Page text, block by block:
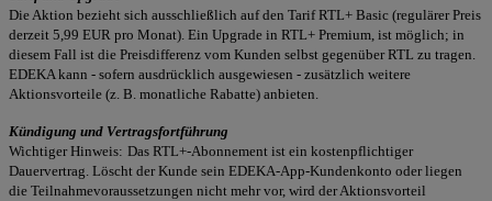
Die Aktion bezieht sich ausschließlich auf den Tarif RTL+ Basic (regulärer Preis
derzeit 5,99 EUR pro Monat). Ein Upgrade in RTL+ Premium, ist möglich; in
diesem Fall ist die Preisdifferenz vom Kunden selbst gegenüber RTL zu tragen.
EDEKA kann - sofern ausdrücklich ausgewiesen - zusätzlich weitere
Aktionsvorteile (z. B. monatliche Rabatte) anbieten.
Kündigung und Vertragsfortführung
Wichtiger Hinweis: Das RTL+-Abonnement ist ein kostenpflichtiger
Dauervertrag. Löscht der Kunde sein EDEKA-App-Kundenkonto oder liegen
die Teilnahmevoraussetzungen nicht mehr vor, wird der Aktionsvorteil